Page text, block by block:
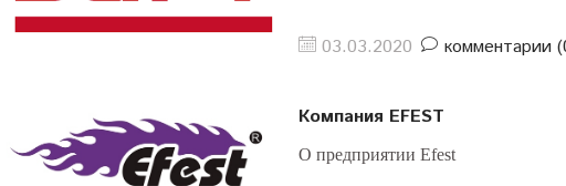
03.03.2020 комментарии
Компания EFEST
О предприятии Efest